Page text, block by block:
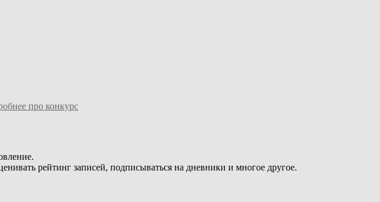
про конкурс
рейтинг записей, подписываться на дневники и многое другое.